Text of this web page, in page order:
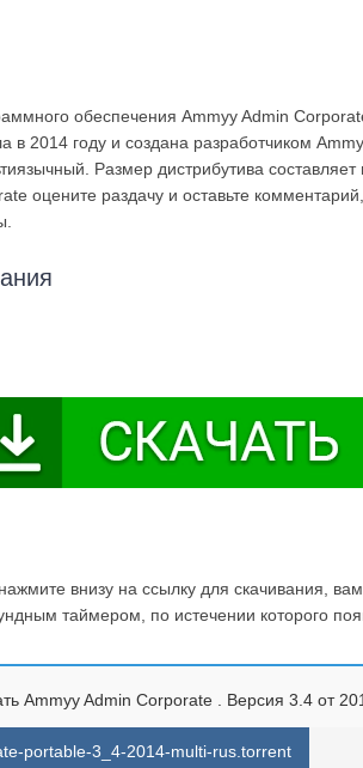
обеспечения Ammyy Admin
2014 году и создана разработчиком
Размер дистрибутива
оцените раздачу и оставьте
внизу на ссылку для скачивания, вам
таймером, по истечении которого
Ammyy Admin Corporate . Версия 3.4 от
portable-3_4-2014-multi-rus.torrent